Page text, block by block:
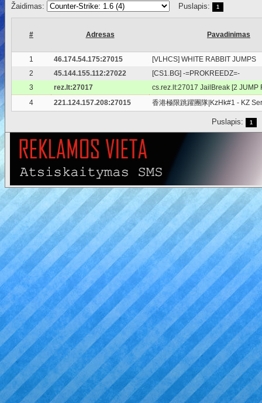
Žaidimas: Puslapis: 1
# Adresas Pavadinimas
1 46.174.54.175:27015
[VLHCS] WHITE RABBIT JUMPS
2
45.144.155.112:27022
[CS1.BG] -=PROKREEDZ=-
3
rez.lt:27017
cs.rez.lt:27017 JailBreak [2 JUMP
4
221.124.157.208:27015 香港極限跳躍團隊|KzHk#1 - KZ
Puslapis: 1